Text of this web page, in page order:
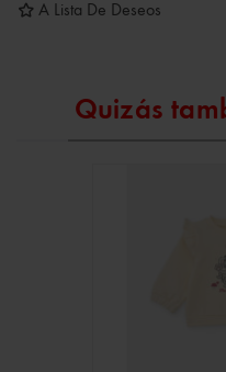
A Lista De Deseos
Quizás